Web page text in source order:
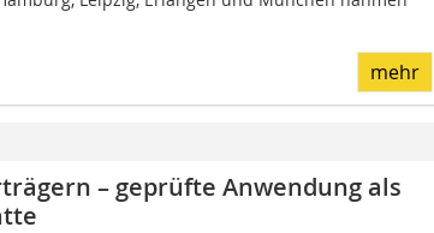
mehr
– geprüfte Anwendung als